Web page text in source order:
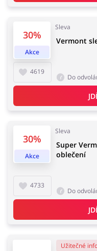
Domácnost a spotřebiče
30%
Akce
Sleva
4619
Vermont
Do
30%
Akce
Sleva
4733
Super
oblečení
Do
Užitečné